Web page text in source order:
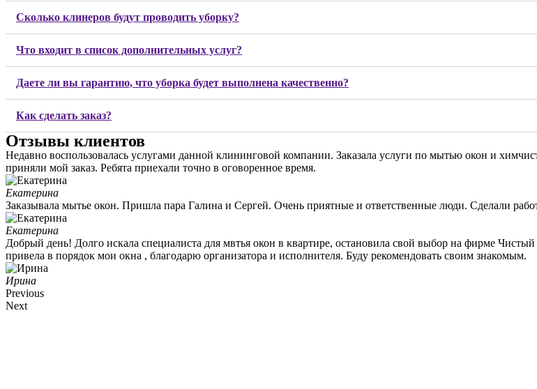
Сколько клинеров будут проводить уборку?
Что входит в список дополнительных услуг?
Даете ли вы гарантию, что уборка будет выполнена качественно?
Как сделать заказ?
Отзывы клиентов
Недавно воспользовалась услугами данной клининговой компании. Заказала услуги по мытью окон и
приняли мой заказ. Ребята приехали точно в оговоренное время.
Екатерина
Заказывала мытье окон. Пришла пара Галина и Сергей. Очень приятные и ответственные люди. Сделали
Екатерина
Добрый день! Долго искала специалиста для мвтья окон в квартире, остановила свой выбор на фирме
привела в порядок мои окна , благодарю организатора и исполнителя. Буду рекомендовать своим знакомым.
Ирина
Previous
Next